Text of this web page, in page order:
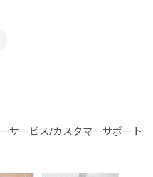
材
サービス/カスタマーサポート